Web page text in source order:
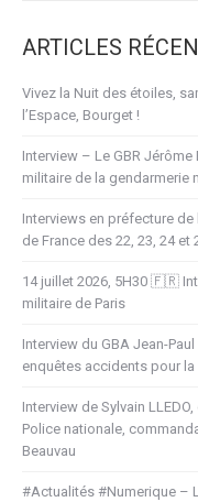
ARTICLES
Vivez la Nuit des étoiles,
l’Espace, Bourget !
Interview – Le GBR
militaire de la gendarmerie
Interviews en préfecture de
de France des 22, 23, 24 et
14 juillet 2026, 5H30 🇫🇷
militaire de Paris
Interview du GBA Jean-
enquêtes accidents pour la
Interview de Sylvain
Police nationale,
Beauvau
#Actualités #Numerique –